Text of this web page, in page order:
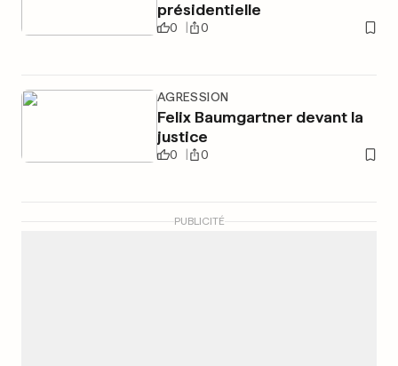
présidentielle
0 0
AGRESSION
Felix Baumgartner devant la
justice
0 0
PUBLICITÉ